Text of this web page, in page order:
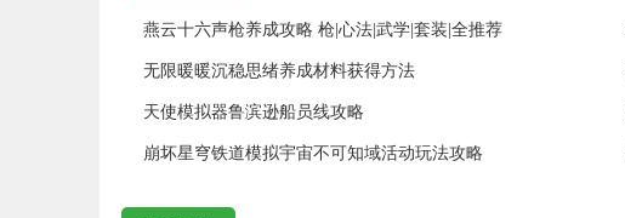
燕云十六声枪养成攻略 枪|心法|武学|套装|全推荐
无限暖暖沉稳思绪养成材料获得方法
天使模拟器鲁滨逊船员线攻略
崩坏星穹铁道模拟宇宙不可知域活动玩法攻略